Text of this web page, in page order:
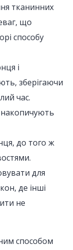
тканинних
що
способу
і
зберігаючи
час.
накопичують
до того ж
для
де інші
не
способом